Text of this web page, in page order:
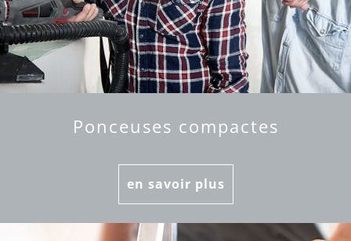
Ponceuses compactes
en savoir plus